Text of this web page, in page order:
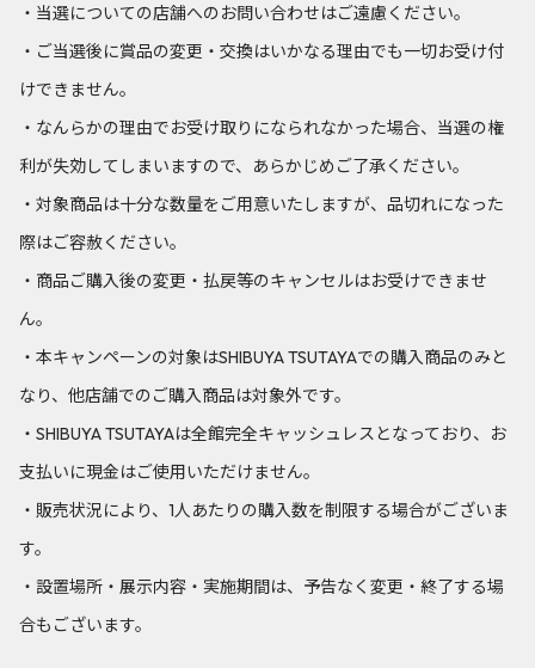
・当選についての店舗へのお問い合わせはご遠慮ください。
・ご当選後に賞品の変更・交換はいかなる理由でも一切お受け付
けできません。
・なんらかの理由でお受け取りになられなかった場合、当選の権
利が失効してしまいますので、あらかじめご了承ください。
・対象商品は十分な数量をご用意いたしますが、品切れになった
際はご容赦ください。
・商品ご購入後の変更・払戻等のキャンセルはお受けできませ
ん。
・本キャンペーンの対象はSHIBUYA TSUTAYAでの購入商品のみと
なり、他店舗でのご購入商品は対象外です。
・SHIBUYA TSUTAYAは全館完全キャッシュレスとなっており、お
支払いに現金はご使用いただけません。
・販売状況により、1人あたりの購入数を制限する場合がございま
す。
・設置場所・展示内容・実施期間は、予告なく変更・終了する場
合もございます。